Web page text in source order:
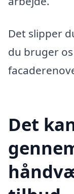
Det slipper
du bruger
Det